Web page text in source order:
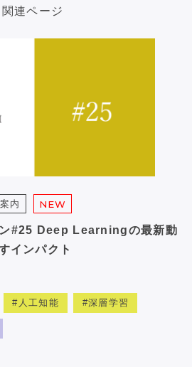
関連ページ
内 NEW
#25 Deep Learningの最新動
インパクト
人工知能 深層学習